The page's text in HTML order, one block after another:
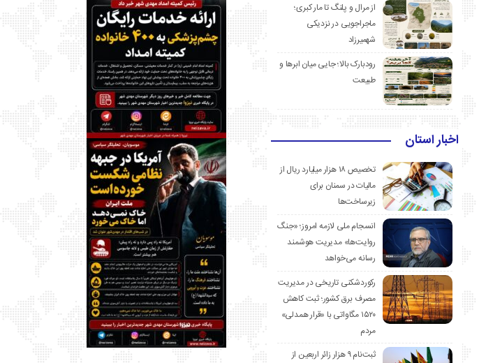
از مرال و پلنگ تا مار کبری؛
ماجراجویی در نزدیکی
شهمیرزاد
رودبارک بالا؛ جایی میان ابرها و
طبیعت
اخبار استان
تخصیص ۱۸ هزار میلیارد ریال از
مالیات در سمنان برای
زیرساخت‌ها
انسجام ملی لازمه امروز؛ «جنگ
روایت‌ها» مدیریت هوشمند
رسانه می‌خواهد
رکوردشکنی تاریخی در مدیریت
مصرف برق کشور؛ ثبت کاهش
۱۵۲۰ مگاواتی با «قرار همدلی»
مردم
ثبت‌نام ۹ هزار زائر اربعین از